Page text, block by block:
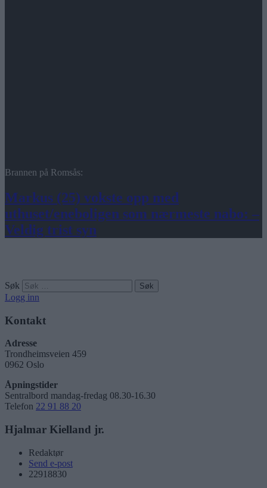
Brannen på Romsås:
Markus (25) vokste opp med
uthuset/eneboligen som nærmeste nabo: –
Veldig trist syn
Søk
Logg inn
Kontakt
Adresse
Trondheimsveien 459
0962 Oslo
Åpningstider
Sentralbord mandag-fredag 08.30-16.30
Telefon 22 91 88 20
Hjalmar Kielland jr.
Redaktør
Send e-post
22918830